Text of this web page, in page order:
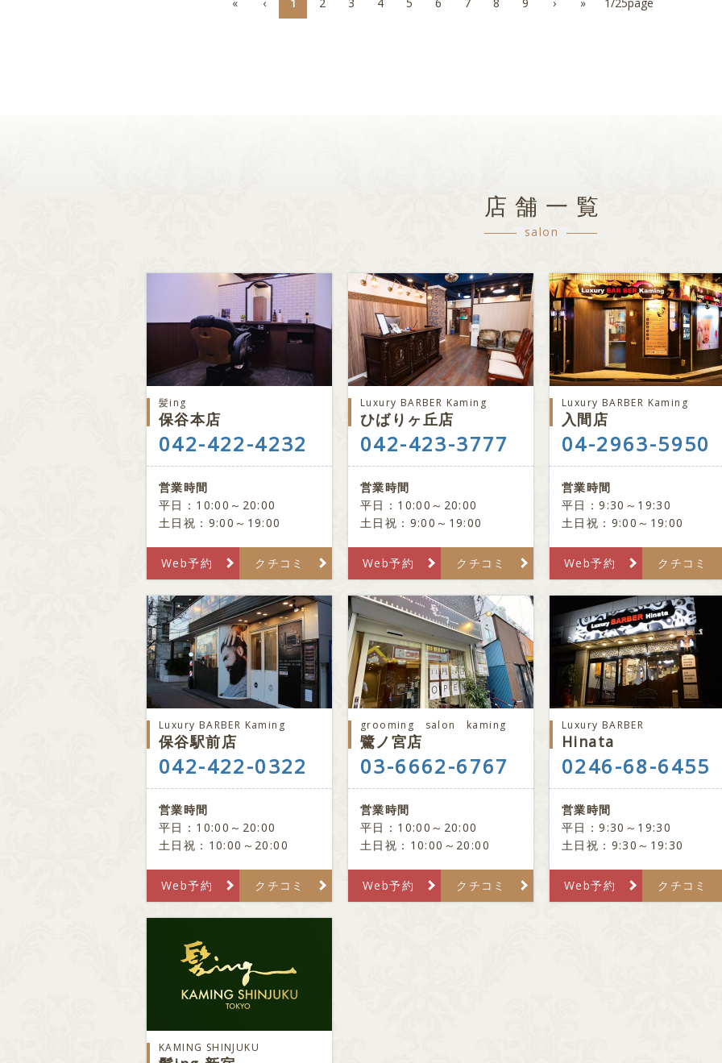
店舗一覧
salon
髪ing
保谷本店
042-422-4232
営業時間
平日：10:00～20:00
土日祝：9:00～19:00
Web予約 クチコミ
Luxury BARBER Kaming
ひばりヶ丘店
042-423-3777
営業時間
平日：10:00～20:00
土日祝：9:00～19:00
Web予約 クチコミ
Luxury BARBER Kaming
入間店
04-2963-5950
営業時間
平日：9:30～19:30
土日祝：9:00～19:00
Web予約 クチコミ
Luxury BARBER Kaming
保谷駅前店
042-422-0322
営業時間
平日：10:00～20:00
土日祝：10:00～20:00
Web予約 クチコミ
grooming salon kaming
鷺ノ宮店
03-6662-6767
営業時間
平日：10:00～20:00
土日祝：10:00～20:00
Web予約 クチコミ
Luxury BARBER
Hinata
0246-68-6455
営業時間
平日：9:30～19:30
土日祝：9:30～19:30
Web予約 クチコミ
KAMING SHINJUKU